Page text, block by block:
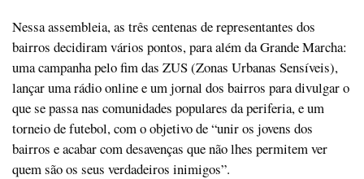
Nessa assembleia, as três centenas de representantes dos
bairros decidiram vários pontos, para além da Grande Marcha:
uma campanha pelo fim das ZUS (Zonas Urbanas Sensíveis),
lançar uma rádio online e um jornal dos bairros para divulgar o
que se passa nas comunidades populares da periferia, e um
torneio de futebol, com o objetivo de “unir os jovens dos
bairros e acabar com desavenças que não lhes permitem ver
quem são os seus verdadeiros inimigos”.